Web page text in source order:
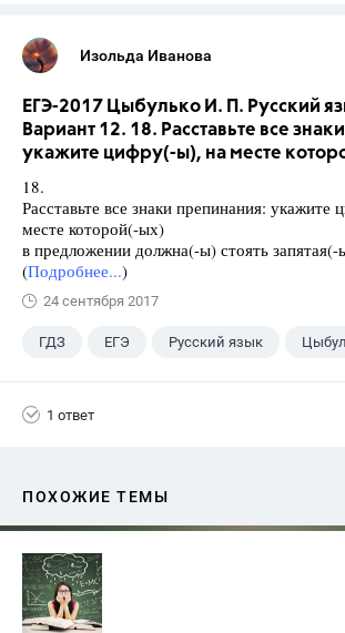
Изольда Иванова
ЕГЭ-2017 Цыбулько И. П. Русский
Вариант 12. 18. Расставьте все
укажите цифру(-ы), на месте
18.
Расставьте все знаки препинания:
месте которой(-ых)
в предложении должна(-ы) стоять запятая(-
(Подробнее...)
24 сентября 2017
ГДЗ ЕГЭ Русский язык
1 ответ
ПОХОЖИЕ ТЕМЫ